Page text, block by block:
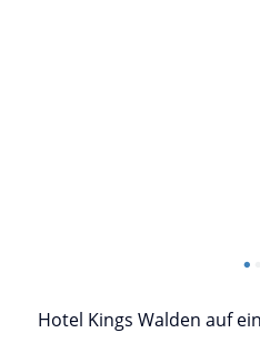
Hotel Kings Walden auf